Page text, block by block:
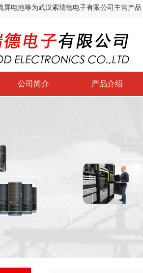
屏电池等为武汉索瑞德电子有限公司主营产
公司简介 产品介绍